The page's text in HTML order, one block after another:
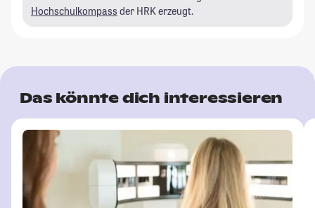
Hochschulkompass der HRK erzeugt.
Das könnte dich interessieren